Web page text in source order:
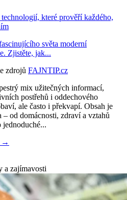
které prověří každého,
světa moderní
Zjistěte, jak...
zdrojů FAJNTIP.cz
mix užitečných informací,
postřehů i oddechového
ale často i překvapí. Obsah je
– od domácnosti, zdraví a vztahů
jednoduché...
→
a zajímavosti